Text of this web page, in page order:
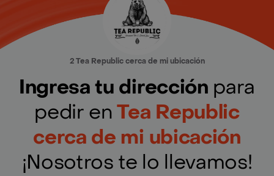
2 Tea Republic cerca de mi ubicación
Ingresa tu dirección para
pedir enTea Republic
cerca de mi ubicación
¡Nosotros te lo llevamos!